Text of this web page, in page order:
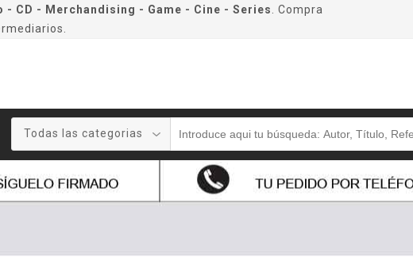
- CD - Merchandising - Game - Cine - Series
. Compra
Todas las categorias